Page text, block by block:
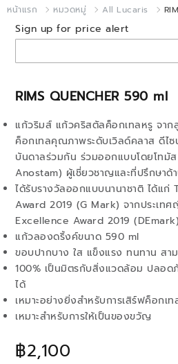
หน้าแรก หมวดหมู่ All Lucaris
RIMS QUENCHER 590 ml
฿2,100
แก้วริมส์ แก้วคริสตัลค็อกเทลหรู จา
ค็อกเทลคุณภาพระดับเวิลด์คลาส ดีไ
บันดาลร่วมกัน ร่วมออกแบบโดยโทมั
Anostam) ผู้เชี่ยวชาญและที่ปรึกษาด้
ได้รับรางวัลออกแบบนานาชาติ ได้แก่
Award 2019 (G Mark) จากประเท
Excellence Award 2019 (DEmark)
แก้วลองดริ้งค์ขนาด 590 ml
ขอบปากบาง ใส แข็งแรง ทนทาน สาม
100% เป็นมิตรกับสิ่งแวดล้อม ปลอด
ได้
เหมาะอย่างยิ่งสำหรับการเสิร์ฟค็อกเท
เหมาะสำหรับการให้เป็นของขวัญ
Sign up for price alert